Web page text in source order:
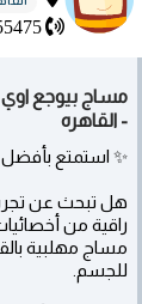
مساج بيوجع اوي
- القاهره
✨ استمتع بأفضل
هل تبحث عن
راقية من
مساج مهلبية
للجسم.